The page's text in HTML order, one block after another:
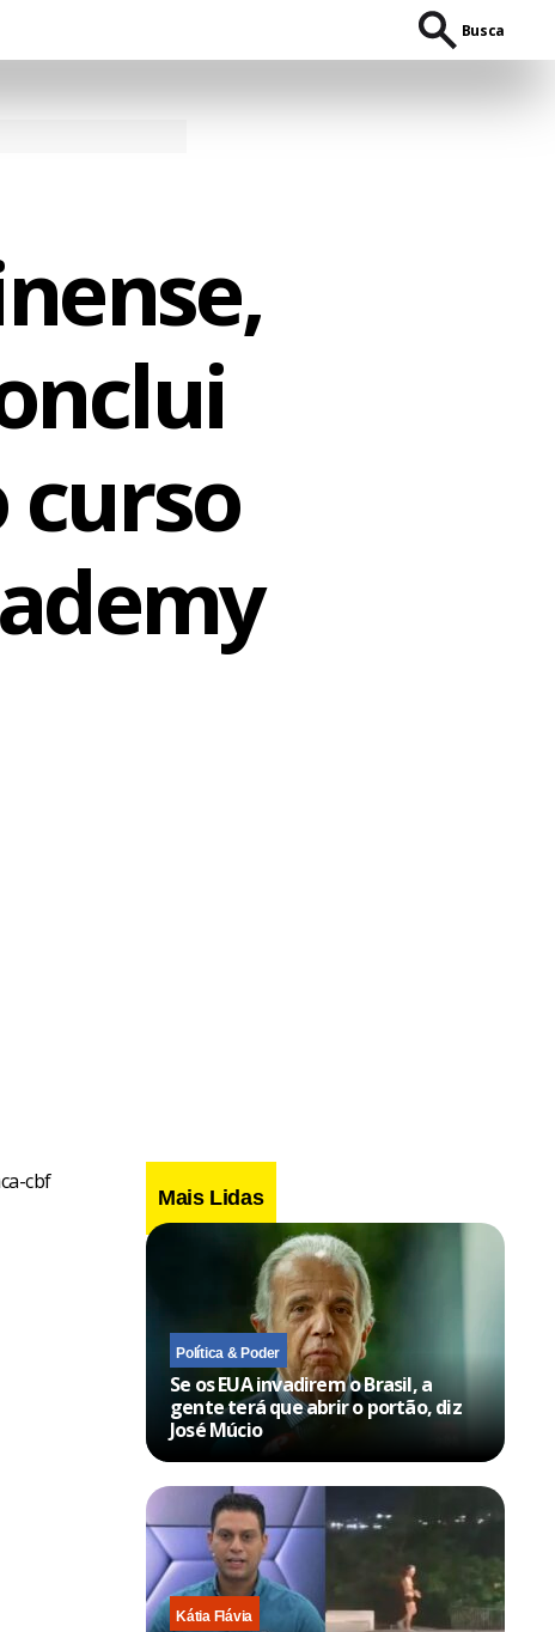
Busca
curso
cbf
Mais Lidas
Política & Poder
Se os EUA invadirem o Brasil, a
gente terá que abrir o portão, diz
José Múcio
Kátia Flávia